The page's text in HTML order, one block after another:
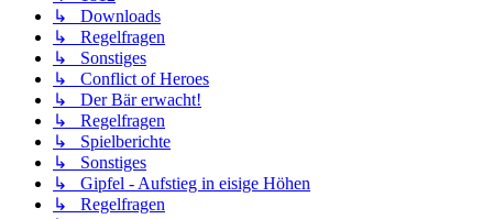
↳ Downloads
↳ Regelfragen
↳ Sonstiges
↳ Conflict of Heroes
↳ Der Bär erwacht!
↳ Regelfragen
↳ Spielberichte
↳ Sonstiges
↳ Gipfel - Aufstieg in eisige Höhen
↳ Regelfragen